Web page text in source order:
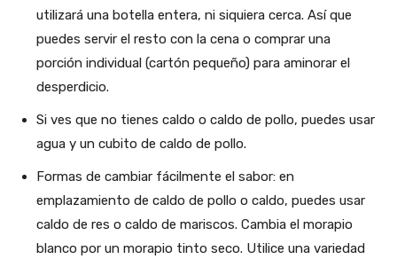
utilizará una botella entera, ni siquiera cerca. Así que
puedes servir el resto con la cena o comprar una
porción individual (cartón pequeño) para aminorar el
desperdicio.
Si ves que no tienes caldo o caldo de pollo, puedes usar
agua y un cubito de caldo de pollo.
Formas de cambiar fácilmente el sabor: en
emplazamiento de caldo de pollo o caldo, puedes usar
caldo de res o caldo de mariscos. Cambia el morapio
blanco por un morapio tinto seco. Utilice una variedad